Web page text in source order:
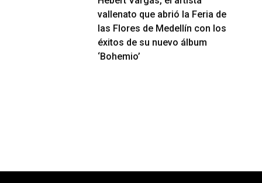
vallenato que abrió la Feria de
las Flores de Medellín con los
éxitos de su nuevo álbum
‘Bohemio’